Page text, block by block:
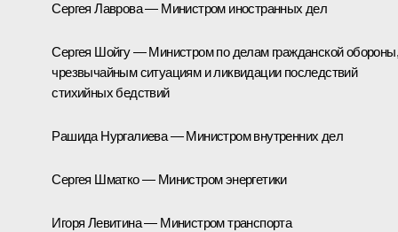
Сергея Лаврова — Министром иностранных дел
Сергея Шойгу — Министром по делам гражданской обороны,
чрезвычайным ситуациям и ликвидации последствий
стихийных бедствий
Рашида Нургалиева — Министром внутренних дел
Сергея Шматко — Министром энергетики
Игоря Левитина — Министром транспорта